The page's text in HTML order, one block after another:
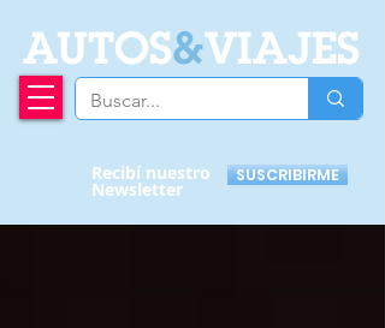
AUTOS&VIAJES
Recibí nuestro
Newsletter
SUSCRIBIRME